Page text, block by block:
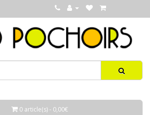
0 article(s) - 0,00€